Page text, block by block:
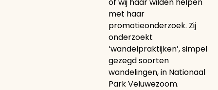
met haar
promotieonderzoek. Zij
onderzoekt
‘wandelpraktijken’, simpel
gezegd soorten
wandelingen, in Nationaal
Park Veluwezoom.